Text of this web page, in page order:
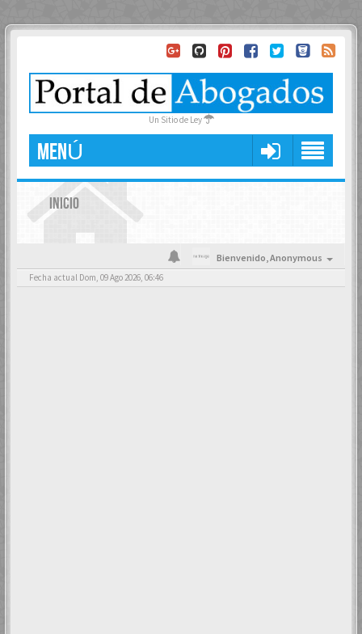
Un Sitio de Ley
MENÚ
INICIO
Bienvenido,Anonymous
Fecha actual Dom, 09 Ago 2026, 06:46